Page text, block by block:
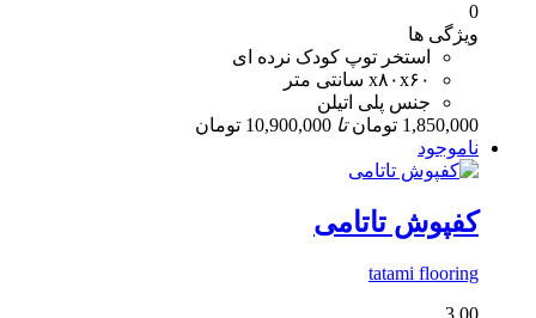
0
ویژگی ها
استخر توپ کودک نرده ای
x۸۰x۶۰ سانتی متر
جنس پلی اتیلن
1,850,000 تومان تا 10,900,000 تومان
ناموجود
کفپوش تاتامی
tatami flooring